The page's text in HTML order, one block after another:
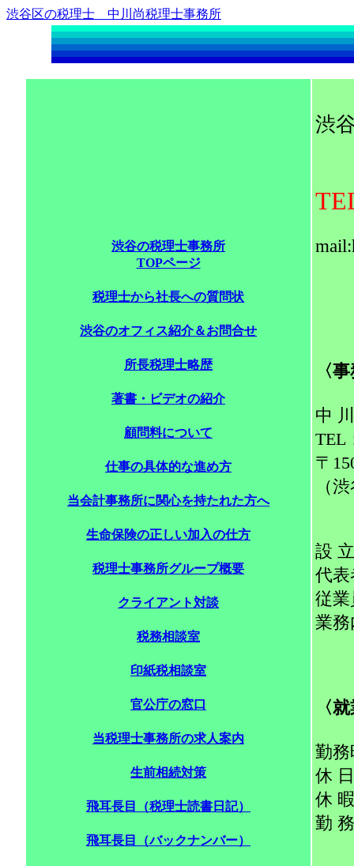
渋谷区の税理士 中川尚税理士事務所
渋谷の税理士事務所
TOPページ
税理士から社長への質問状
渋谷のオフィス紹介＆お問合せ
所長税理士略歴
著書・ビデオの紹介
顧問料について
仕事の具体的な進め方
当会計事務所に関心を持たれた方へ
生命保険の正しい加入の仕方
税理士事務所グループ概要
クライアント対談
税務相談室
印紙税相談室
官公庁の窓口
当税理士事務所の求人案内
生前相続対策
飛耳長目（税理士読書日記）
飛耳長目（バックナンバー）
渋
〈
中
TEL
〒
（
設
代
従
業
〈
勤
休
休
勤